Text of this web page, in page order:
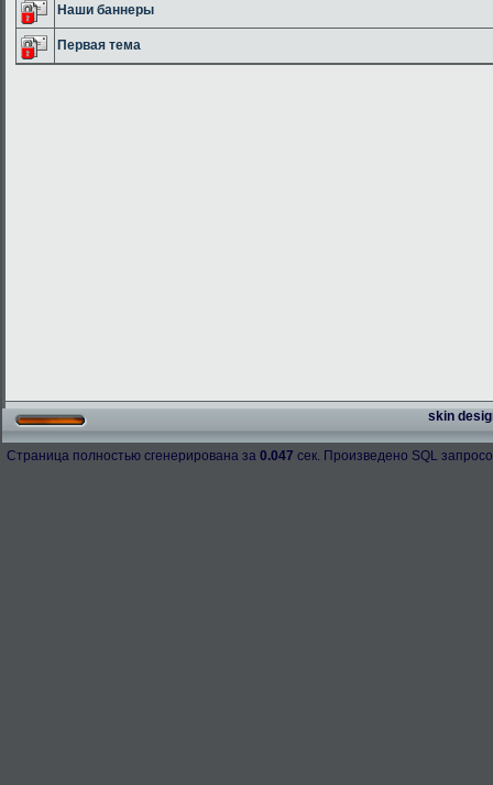
Наши баннеры
Первая тема
skin
Страница полностью сгенерирована за 0.047 сек. Произведено SQL